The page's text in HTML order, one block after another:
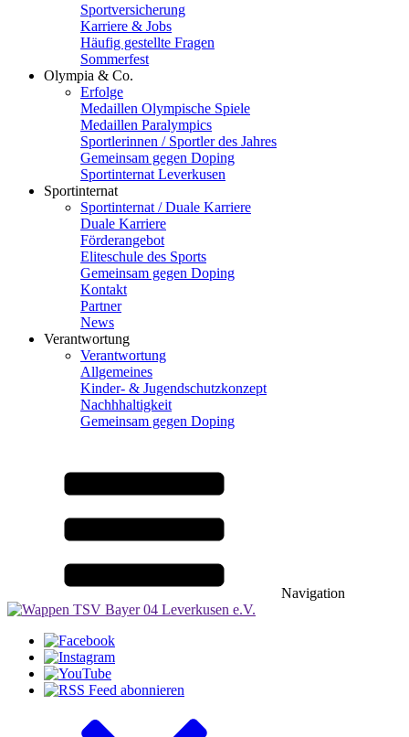
Sportversicherung
Karriere & Jobs
Häufig gestellte Fragen
Sommerfest
Olympia & Co.
Erfolge
Medaillen Olympische Spiele
Medaillen Paralympics
Sportlerinnen / Sportler des Jahres
Gemeinsam gegen Doping
Sportinternat Leverkusen
Sportinternat
Sportinternat / Duale Karriere
Duale Karriere
Förderangebot
Eliteschule des Sports
Gemeinsam gegen Doping
Kontakt
Partner
News
Verantwortung
Verantwortung
Allgemeines
Kinder- & Jugendschutzkonzept
Nachhhaltigkeit
Gemeinsam gegen Doping
Navigation